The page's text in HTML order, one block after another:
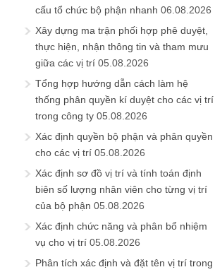
cấu tổ chức bộ phận nhanh 06.08.2026
Xây dựng ma trận phối hợp phê duyệt,
thực hiện, nhận thông tin và tham mưu
giữa các vị trí 05.08.2026
Tổng hợp hướng dẫn cách làm hệ
thống phân quyền kí duyệt cho các vị trí
trong công ty 05.08.2026
Xác định quyền bộ phận và phân quyền
cho các vị trí 05.08.2026
Xác định sơ đồ vị trí và tính toán định
biên số lượng nhân viên cho từng vị trí
của bộ phận 05.08.2026
Xác định chức năng và phân bổ nhiệm
vụ cho vị trí 05.08.2026
Phân tích xác định và đặt tên vị trí trong